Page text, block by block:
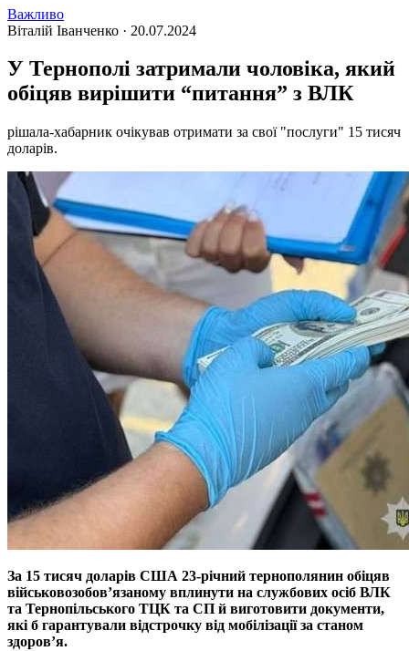
Важливо
Віталій Іванченко · 20.07.2024
У Тернополі затримали чоловіка, який
обіцяв вирішити “питання” з ВЛК
рішала-хабарник очікував отримати за свої "послуги" 15 тисяч
доларів.
За 15 тисяч доларів США 23-річний тернополянин обіцяв
військовозобов’язаному вплинути на службових осіб ВЛК
та Тернопільського ТЦК та СП й виготовити документи,
які б гарантували відстрочку від мобілізації за станом
здоровʼя.